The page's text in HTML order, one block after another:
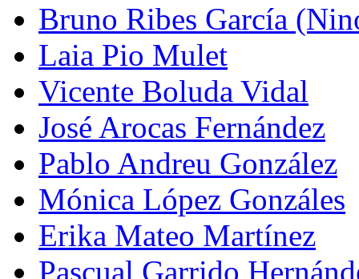
Bruno Ribes García
Laia Pio Mulet
Vicente Boluda Vidal
José Arocas Fernández
Pablo Andreu González
Mónica López Gonzáles
Erika Mateo Martínez
Pascual Garrido